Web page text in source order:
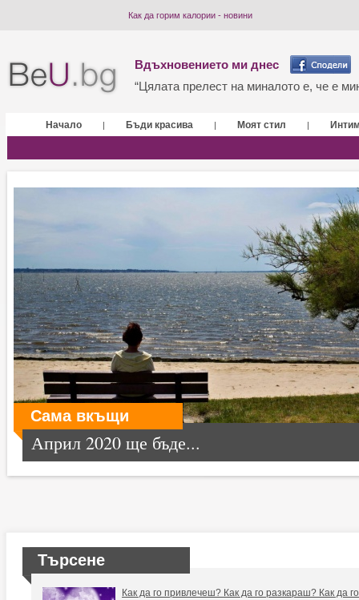
Как да горим калории - новини
Вдъхновението ми днес
“Цялата прелест на миналото е, че е
Начало | Бъди красива | Моят стил |
Сама вкъщи
Април 2020 ще бъде...
Търсене
Как да го привлечеш? Как да го разкараш? Как да